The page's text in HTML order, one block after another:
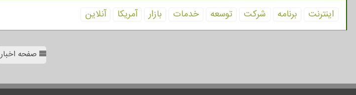
اینترنت برنامه شركت توسعه خدمات بازار آمریكا آنلاین
صفحه اخبار